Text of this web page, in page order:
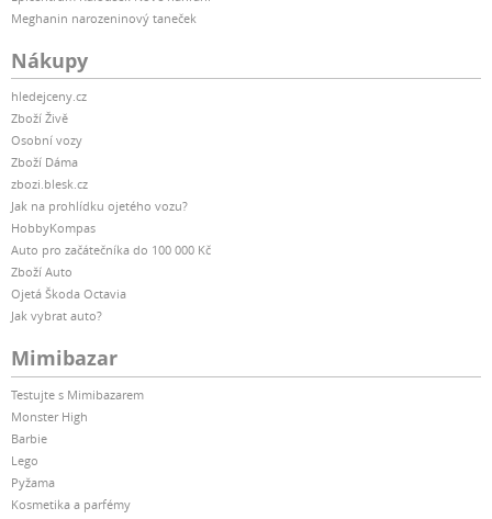
Meghanin narozeninový taneček
Nákupy
hledejceny.cz
Zboží Živě
Osobní vozy
Zboží Dáma
zbozi.blesk.cz
Jak na prohlídku ojetého vozu?
HobbyKompas
Auto pro začátečníka do 100 000 Kč
Zboží Auto
Ojetá Škoda Octavia
Jak vybrat auto?
Mimibazar
Testujte s Mimibazarem
Monster High
Barbie
Lego
Pyžama
Kosmetika a parfémy